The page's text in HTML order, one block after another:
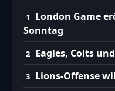
London Game
Sonntag
Eagles, Colts
Lions-Offense